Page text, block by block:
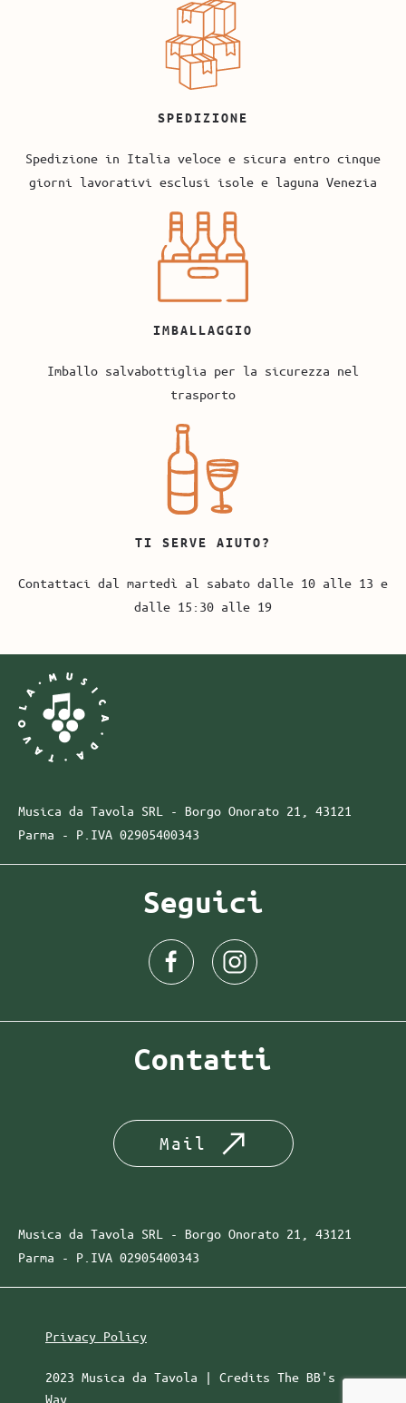
SPEDIZIONE
Spedizione in Italia veloce e sicura entro cinque
giorni lavorativi esclusi isole e laguna Venezia
IMBALLAGGIO
Imballo salvabottiglia per la sicurezza nel
trasporto
TI SERVE AIUTO?
Contattaci dal martedì al sabato dalle 10 alle 13 e
dalle 15:30 alle 19
Musica da Tavola SRL - Borgo Onorato 21, 43121
Parma - P.IVA 02905400343
Seguici
Contatti
Mail
Musica da Tavola SRL - Borgo Onorato 21, 43121
Parma - P.IVA 02905400343
Privacy Policy
2023 Musica da Tavola | Credits The BB's
Way